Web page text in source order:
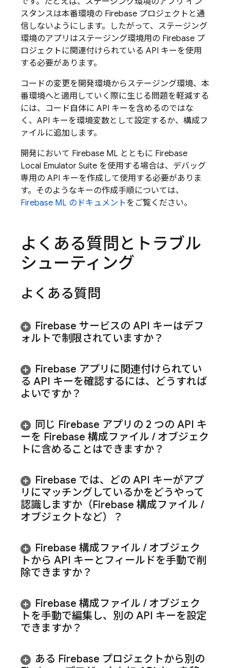
スタンスは本番環境の Firebase プロジェクトと通
信しないようにします。したがって、ステージング
環境のアプリはステージング環境用の Firebase プ
ロジェクトに関連付けられている API キーを使用
する必要があります。
コードの変更を開発環境からステージング環境、本
番環境へと適用していく際に生じる問題を軽減する
には、コード自体に API キーを含めるのではな
く、API キーを環境変数として設定するか、構成フ
ァイルに追加します。
開発において Firebase ML とともに Firebase
Local Emulator Suite を使用する場合は、デバッグ
専用の API キーを作成して使用する必要がありま
す。そのようなキーの作成手順については、
Firebase ML のドキュメントをご覧ください。
よくある質問とトラブル
シューティング
よくある質問
Firebase サービスの API キーはデフ
ォルトで制限されていますか？
Firebase アプリに関連付けられてい
る API キーを確認するには、どうすれば
よいですか？
同じ Firebase アプリの 2 つの API キ
ーを Firebase 構成ファイル /オブジェク
トに含めることはできますか？
Firebase では、どの API キーがアプ
リにマッチングしているかをどうやって
認識しますか（Firebase 構成ファイル /
オブジェクトなど）？
Firebase 構成ファイル /オブジェク
トから API キーとフィールドを手動で削
除できますか？
Firebase 構成ファイル /オブジェク
トを手動で編集し、別の API キーを設定
できますか？
ある Firebase プロジェクトから別の